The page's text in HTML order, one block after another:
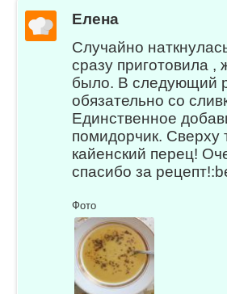
Елена
Случайно
сразу приготовила ,
было. В следующий
обязательно со
Единственное
помидорчик. Сверху
кайенский перец!
спасибо за
Фото